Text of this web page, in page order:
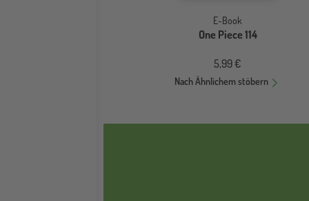
E-Book
One Piece 114
5,99 €
Nach Ähnlichem stöbern